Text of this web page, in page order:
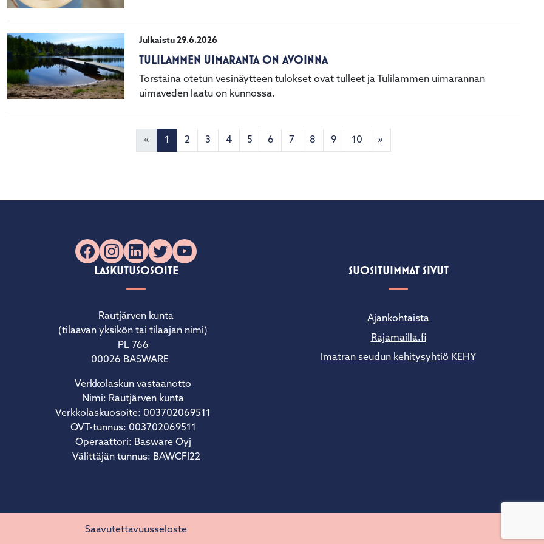
Julkaistu 29.6.2026
TULILAMMEN UIMARANTA ON AVOINNA
Torstaina otetun vesinäytteen tulokset ovat tulleet ja Tulilammen uimarannan
uimaveden laatu on kunnossa.
« 1 2 3 4 5 6 7 8 9 10 »
Facebook
Instagram
LinkedIn
X YouTube
LASKUTUSOSOITE
Rautjärven kunta
(tilaavan yksikön tai tilaajan nimi)
PL 766
00026 BASWARE
Verkkolaskun vastaanotto
Nimi: Rautjärven kunta
Verkkolaskuosoite: 003702069511
OVT-tunnus: 003702069511
Operaattori: Basware Oyj
Välittäjän tunnus: BAWCFI22
SUOSITUIMMAT SIVUT
Ajankohtaista
Rajamailla.fi
Imatran seudun kehitysyhtiö KEHY
Saavutettavuusseloste